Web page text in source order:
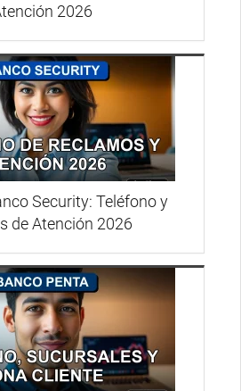
2026
Security: Teléfono y
de Atención 2026